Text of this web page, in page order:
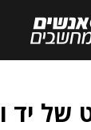
של יד